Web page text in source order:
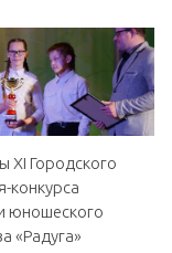
XI Городского
конкурса
юношеского
«Радуга»